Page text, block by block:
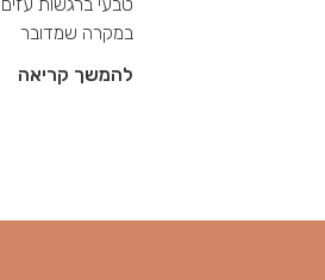
במקרה שמדובר
להמשך קריאה